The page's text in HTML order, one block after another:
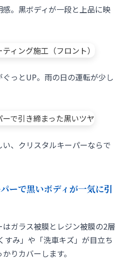
。黒ボディが一段と上品に映
っとUP。雨の日の運転が少し
、クリスタルキーパーならで
ーで黒いボディが一気に引
ガラス被膜とレジン被膜の2層
すみ」や「洗車キズ」が目立ち
りカバーします。